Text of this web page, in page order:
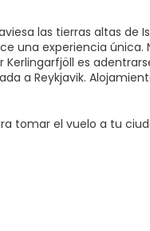
las tierras altas de
una experiencia única.
Kerlingarfjöll es
a Reykjavik.
tomar el vuelo a tu